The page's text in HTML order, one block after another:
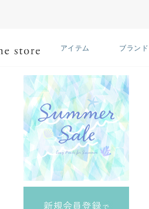
アイテム ブランド